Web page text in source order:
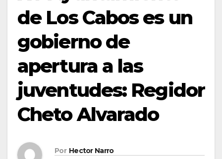
de Los Cabos es un
gobierno de
apertura a las
juventudes: Regidor
Cheto Alvarado
Por Hector Narro